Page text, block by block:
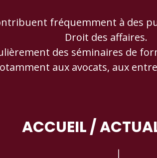
fréquemment à des
Droit des affaires.
des séminaires de
aux avocats, aux
ACCUEIL/